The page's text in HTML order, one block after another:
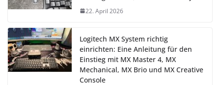
22. April 2026
Logitech MX System richtig
einrichten: Eine Anleitung für den
Einstieg mit MX Master 4, MX
Mechanical, MX Brio und MX Creative
Console